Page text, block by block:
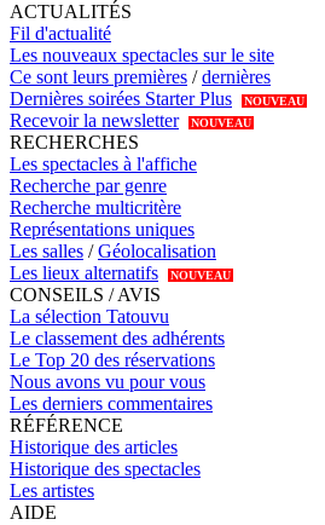
ACTUALITÉS
Fil d'actualité
Les nouveaux spectacles sur le site
Ce sont leurs premières /dernières
Dernières soirées Starter Plus
NOUVEAU
Recevoir la newsletter NOUVEAU
RECHERCHES
Les spectacles à l'affiche
Recherche par genre
Recherche multicritère
Représentations uniques
Les salles /Géolocalisation
Les lieux alternatifs
NOUVEAU
CONSEILS / AVIS
La sélection Tatouvu
Le classement des adhérents
Le Top 20 des réservations
Nous avons vu pour vous
Les derniers commentaires
RÉFÉRENCE
Historique des articles
Historique des spectacles
Les artistes
AIDE